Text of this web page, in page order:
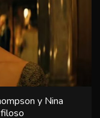
y Nina